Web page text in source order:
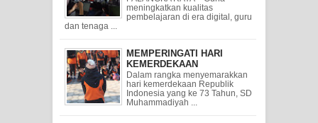
meningkatkan kualitas
pembelajaran di era digital, guru
dan tenaga ...
MEMPERINGATI HARI
KEMERDEKAAN
Dalam rangka menyemarakkan
hari kemerdekaan Republik
Indonesia yang ke 73 Tahun, SD
Muhammadiyah ...